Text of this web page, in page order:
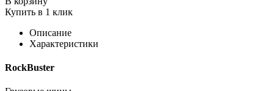
Купить в 1 клик
Описание
Характеристики
RockBuster